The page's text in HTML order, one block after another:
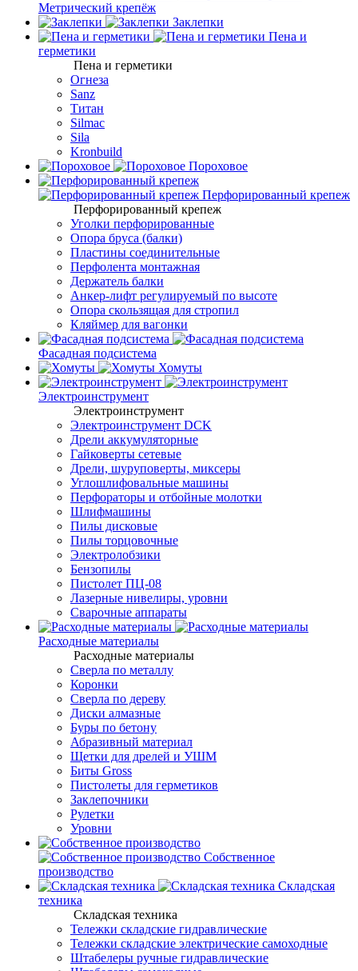
Метрический крепёж
Заклепки
Пена и
герметики
Пена и герметики
Огнеза
Sanz
Титан
Silmac
Sila
Kronbuild
Пороховое
Перфорированный крепеж
Перфорированный крепеж
Уголки перфорированные
Опора бруса (балки)
Пластины соединительные
Перфолента монтажная
Держатель балки
Анкер-лифт регулируемый по высоте
Опора скользящая для стропил
Кляймер для вагонки
Фасадная подсистема
Хомуты
Электроинструмент
Электроинструмент
Электроинструмент DCK
Дрели аккумуляторные
Гайковерты сетевые
Дрели, шуруповерты, миксеры
Углошлифовальные машины
Перфораторы и отбойные молотки
Шлифмашины
Пилы дисковые
Пилы торцовочные
Электролобзики
Бензопилы
Пистолет ПЦ-08
Лазерные нивелиры, уровни
Сварочные аппараты
Расходные материалы
Расходные материалы
Сверла по металлу
Коронки
Сверла по дереву
Диски алмазные
Буры по бетону
Абразивный материал
Щетки для дрелей и УШМ
Биты Gross
Пистолеты для герметиков
Заклепочники
Рулетки
Уровни
Собственное
производство
Складская
техника
Складская техника
Тележки складские гидравлические
Тележки складские электрические самоходные
Штабелеры ручные гидравлические